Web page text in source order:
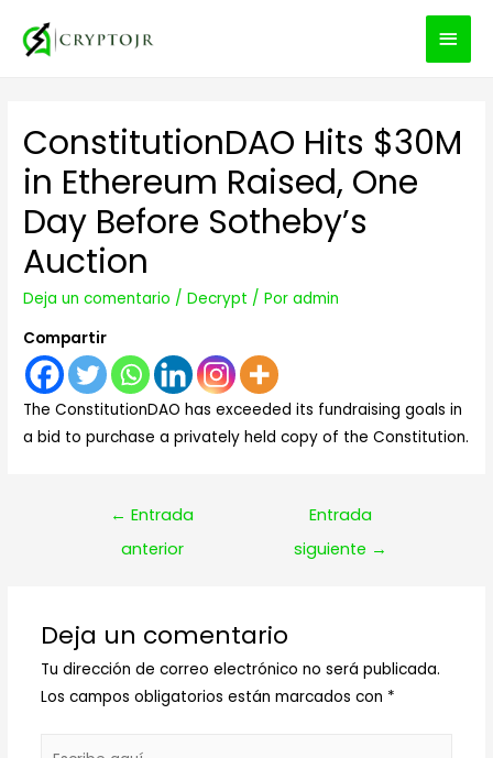
ConstitutionDAO Hits $30M
in Ethereum Raised, One
Day Before Sotheby’s
Auction
Deja un comentario /Decrypt / Poradmin
Compartir
The ConstitutionDAO has exceeded its fundraising goals in
a bid to purchase a privately held copy of the Constitution.
Navegación
← Entrada
anterior
Entrada
siguiente →
Deja un comentario
Tu dirección de correo electrónico no será publicada.
Los campos obligatorios están marcados con *